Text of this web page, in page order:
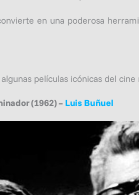
en una poderosa
películas icónicas del cine
(1962) – Luis Buñuel